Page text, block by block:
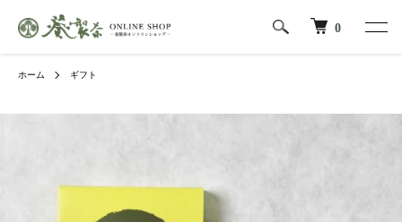
0
ホーム ギフト